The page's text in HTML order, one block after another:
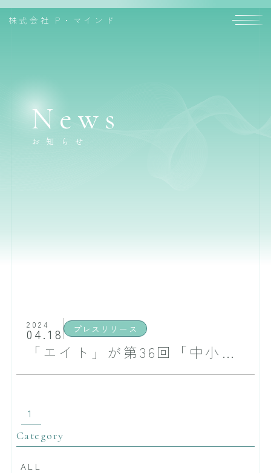
株式会社 P・マインド
News
お知らせ
2024
04.18 プレスリリース
「エイト」が第36回「中小企業優秀新技術・新製品賞」の一般部門優秀賞を受賞致しました
1
Category
ALL